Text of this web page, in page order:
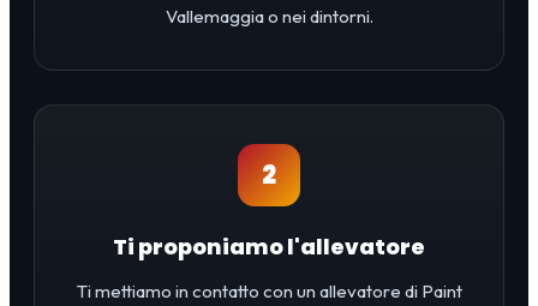
Vallemaggia o nei dintorni.
2
Ti proponiamo l'allevatore
Ti mettiamo in contatto con un allevatore di Paint